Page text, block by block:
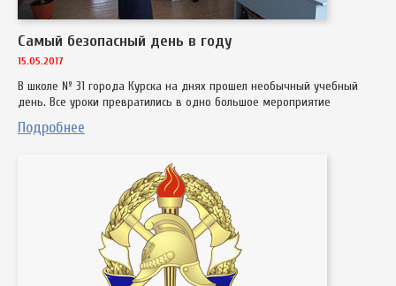
Самый безопасный день в году
15.05.2017
В школе № 31 города Курска на днях прошел необычный учебный
день. Все уроки превратились в одно большое мероприятие
Подробнее